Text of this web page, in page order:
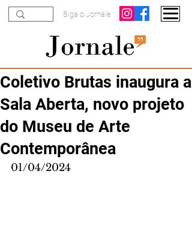
Siga o Jornale
Coletivo Brutas inaugura a
Sala Aberta, novo projeto
do Museu de Arte
Contemporânea
01/04/2024